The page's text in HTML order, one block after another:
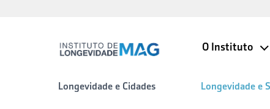
O Instituto
Longevidade e Cidades Longevidade e